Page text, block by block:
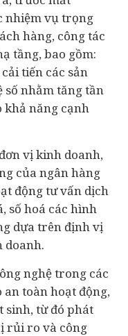
nhiệm vụ trọng
hàng, công tác
tầng, bao gồm:
tiến các sản
số nhằm tăng tần
khả năng cạnh
vị kinh doanh,
của ngân hàng
động tư vấn dịch
số hoá các hình
dựa trên định vị
doanh.
nghệ trong các
toàn hoạt động,
sinh, từ đó phát
rủi ro và công